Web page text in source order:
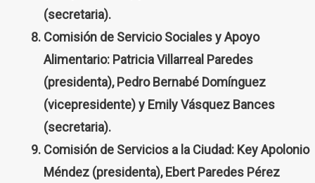
(secretaria).
Comisión de Servicio Sociales y Apoyo
Alimentario: Patricia Villarreal Paredes
(presidenta), Pedro Bernabé Domínguez
(vicepresidente) y Emily Vásquez Bances
(secretaria).
Comisión de Servicios a la Ciudad: Key Apolonio
Méndez (presidenta), Ebert Paredes Pérez